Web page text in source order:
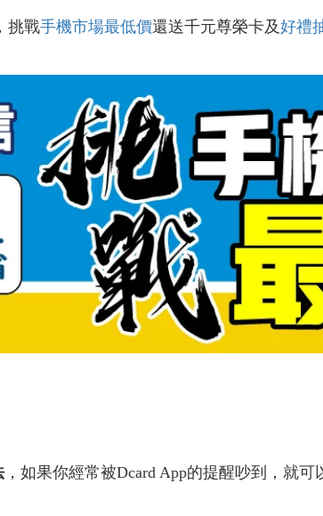
，挑戰手機市場最低價還送千元尊榮卡及好禮
，如果你經常被Dcard App的提醒吵到，就